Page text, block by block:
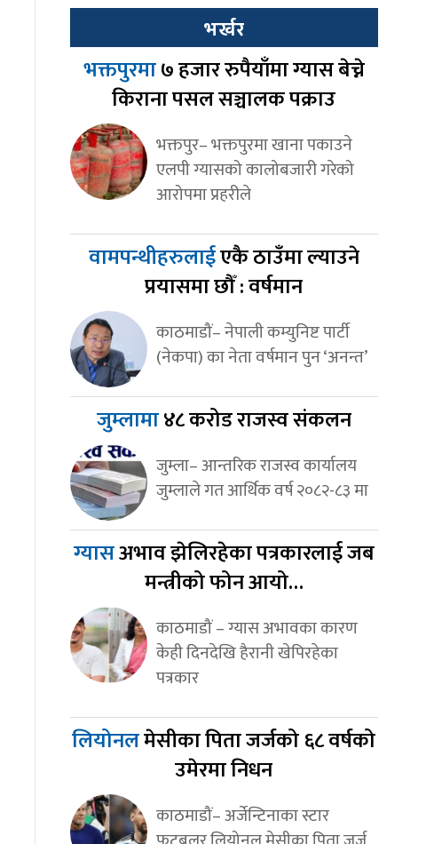
भर्खर
भक्तपुरमा७ हजार रुपैयाँमा ग्यास बेच्ने
किराना पसल सञ्चालक पक्राउ
भक्तपुर– भक्तपुरमा खाना पकाउने
एलपी ग्यासको कालोबजारी गरेको
आरोपमा प्रहरीले
वामपन्थीहरुलाईएकै ठाउँमा ल्याउने
प्रयासमा छौँ : वर्षमान
काठमाडौं– नेपाली कम्युनिष्ट पार्टी
(नेकपा) का नेता वर्षमान पुन ‘अनन्त’
जुम्लामा४८ करोड राजस्व संकलन
जुम्ला– आन्तरिक राजस्व कार्यालय
जुम्लाले गत आर्थिक वर्ष २०८२-८३ मा
ग्यासअभाव झेलिरहेका पत्रकारलाई जब
मन्त्रीको फोन आयो…
काठमाडौं – ग्यास अभावका कारण
केही दिनदेखि हैरानी खेपिरहेका
पत्रकार
लियोनलमेसीका पिता जर्जको ६८ वर्षको
उमेरमा निधन
काठमाडौं– अर्जेन्टिनाका स्टार